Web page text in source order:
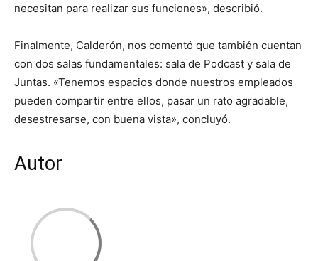
necesitan para realizar sus funciones», describió.
Finalmente, Calderón, nos comentó que también cuentan
con dos salas fundamentales: sala de Podcast y sala de
Juntas. «Tenemos espacios donde nuestros empleados
pueden compartir entre ellos, pasar un rato agradable,
desestresarse, con buena vista», concluyó.
Autor